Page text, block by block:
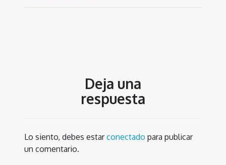
Deja una
respuesta
Lo siento, debes estarconectado para publicar
un comentario.